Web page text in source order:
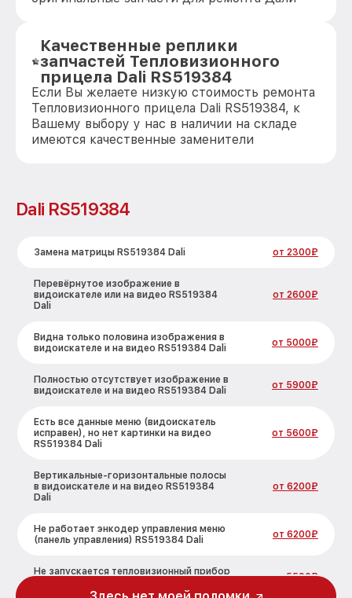
Качественные реплики
запчастей Тепловизионного
прицела Dali RS519384
Если Вы желаете низкую стоимость ремонта
Тепловизионного прицела Dali RS519384, к
Вашему выбору у нас в наличии на складе
имеются качественные заменители
Dali RS519384
Замена матрицы RS519384 Dali от 2300₽
Перевёрнутое изображение в
видоискателе или на видео RS519384
Dali
от 2600₽
Видна только половина изображения в
видоискателе и на видео RS519384 Dali
от 5000₽
Полностью отсутствует изображение в
видоискателе и на видео RS519384 Dali
от 5900₽
Есть все данные меню (видоискатель
исправен), но нет картинки на видео
RS519384 Dali
от 5600₽
Вертикальные-горизонтальные полосы
в видоискателе и на видео RS519384
Dali
от 6200₽
Не работает энкодер управления меню
(панель управления) RS519384 Dali
от 6200₽
Не запускается тепловизионный прибор
от 5500₽